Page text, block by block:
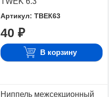
Артикул: ТВЕК63
40 ₽
В корзину
Ниппель межсекционный